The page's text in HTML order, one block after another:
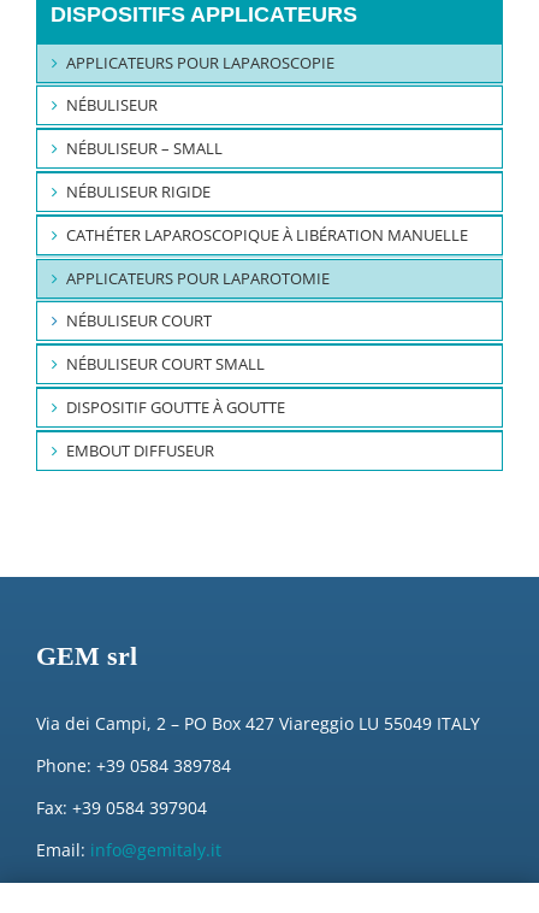
DISPOSITIFS APPLICATEURS
APPLICATEURS POUR LAPAROSCOPIE
NÉBULISEUR
NÉBULISEUR – SMALL
NÉBULISEUR RIGIDE
CATHÉTER LAPAROSCOPIQUE À LIBÉRATION MANUELLE
APPLICATEURS POUR LAPAROTOMIE
NÉBULISEUR COURT
NÉBULISEUR COURT SMALL
DISPOSITIF GOUTTE À GOUTTE
EMBOUT DIFFUSEUR
GEM srl
Via dei Campi, 2 – PO Box 427 Viareggio LU 55049 ITALY
Phone: +39 0584 389784
Fax: +39 0584 397904
Email: info@gemitaly.it